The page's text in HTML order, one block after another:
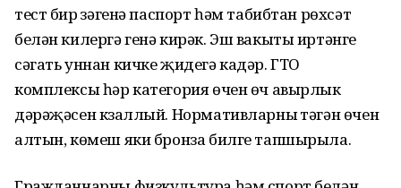
тест бирү үзәгенә паспорт һәм табибтан рөхсәт
белән килергә генә кирәк. Эш вакыты иртәнге
сәгать уннан кичке җидегә кадәр. ГТО
комплексы һәр категория өчен өч авырлык
дәрәҗәсен күзаллый. Нормативларны үтәгән өчен
алтын, көмеш яки бронза билге тапшырыла.